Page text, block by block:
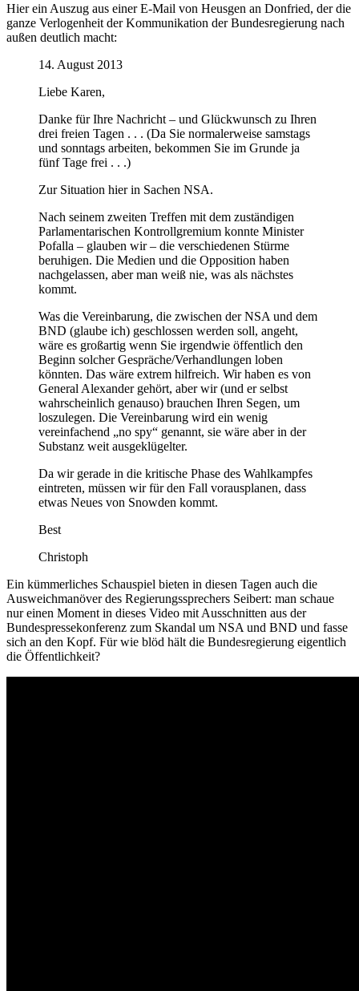
Hier ein Auszug aus einer E-Mail von Heusgen an Donfried, der die
ganze Verlogenheit der Kommunikation der Bundesregierung nach
außen deutlich macht:
14. August 2013
Liebe Karen,
Danke für Ihre Nachricht – und Glückwunsch zu Ihren
drei freien Tagen . . . (Da Sie normalerweise samstags
und sonntags arbeiten, bekommen Sie im Grunde ja
fünf Tage frei . . .)
Zur Situation hier in Sachen NSA.
Nach seinem zweiten Treffen mit dem zuständigen
Parlamentarischen Kontrollgremium konnte Minister
Pofalla – glauben wir – die verschiedenen Stürme
beruhigen. Die Medien und die Opposition haben
nachgelassen, aber man weiß nie, was als nächstes
kommt.
Was die Vereinbarung, die zwischen der NSA und dem
BND (glaube ich) geschlossen werden soll, angeht,
wäre es großartig wenn Sie irgendwie öffentlich den
Beginn solcher Gespräche/Verhandlungen loben
könnten. Das wäre extrem hilfreich. Wir haben es von
General Alexander gehört, aber wir (und er selbst
wahrscheinlich genauso) brauchen Ihren Segen, um
loszulegen. Die Vereinbarung wird ein wenig
vereinfachend „no spy“ genannt, sie wäre aber in der
Substanz weit ausgeklügelter.
Da wir gerade in die kritische Phase des Wahlkampfes
eintreten, müssen wir für den Fall vorausplanen, dass
etwas Neues von Snowden kommt.
Best
Christoph
Ein kümmerliches Schauspiel bieten in diesen Tagen auch die
Ausweichmanöver des Regierungssprechers Seibert: man schaue
nur einen Moment in dieses Video mit Ausschnitten aus der
Bundespressekonferenz zum Skandal um NSA und BND und fasse
sich an den Kopf. Für wie blöd hält die Bundesregierung eigentlich
die Öffentlichkeit?